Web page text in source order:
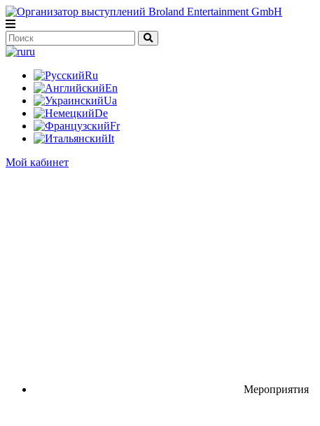
ru
Ru
En
Ua
De
Fr
It
Мой кабинет
Мероприятия